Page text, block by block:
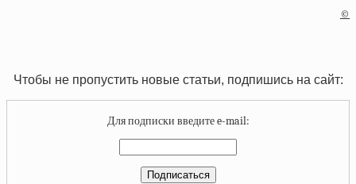
©
Чтобы не пропустить новые статьи, подпишись на сайт:
Для подписки введите e-mail: